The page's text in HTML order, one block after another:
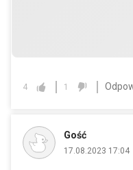
4 1
Gość
17.08.2023 17:04